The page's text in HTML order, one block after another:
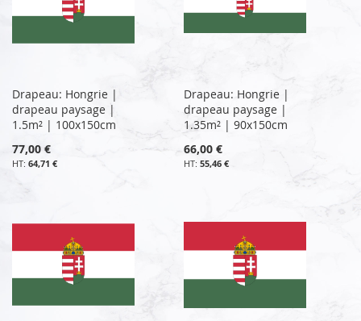
Drapeau: Hongrie |
drapeau paysage |
1.5m² | 100x150cm
77,00 €
64,71 €
Drapeau: Hongrie |
drapeau paysage |
1.35m² | 90x150cm
66,00 €
55,46 €